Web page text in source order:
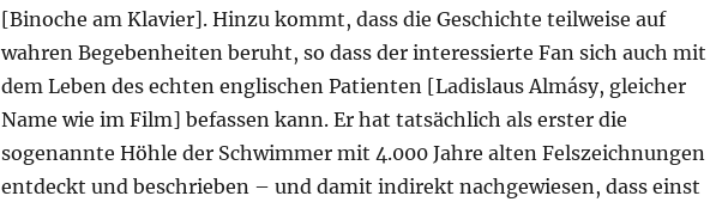
[Binoche am Klavier]. Hinzu kommt, dass die Geschichte teilweise auf
wahren Begebenheiten beruht, so dass der interessierte Fan sich auch mit
dem Leben des echten englischen Patienten [Ladislaus Almásy, gleicher
Name wie im Film] befassen kann. Er hat tatsächlich als erster die
sogenannte Höhle der Schwimmer mit 4.000 Jahre alten Felszeichnungen
entdeckt und beschrieben – und damit indirekt nachgewiesen, dass einst